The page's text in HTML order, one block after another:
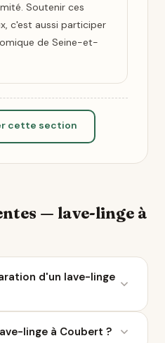
Soutenir ces
c'est aussi participer
de Seine-et-
cette section
— lave-linge à
d'un lave-linge
panne. À Coubert, 12
linge à Coubert ?